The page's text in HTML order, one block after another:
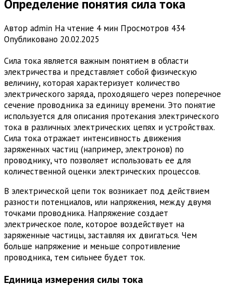
Определение понятия сила тока
Автор admin На чтение 4 мин Просмотров 434
Опубликовано 20.02.2025
Сила тока является важным понятием в области
электричества и представляет собой физическую
величину, которая характеризует количество
электрического заряда, проходящего через поперечное
сечение проводника за единицу времени. Это понятие
используется для описания протекания электрического
тока в различных электрических цепях и устройствах.
Сила тока отражает интенсивность движения
заряженных частиц (например, электронов) по
проводнику, что позволяет использовать ее для
количественной оценки электрических процессов.
В электрической цепи ток возникает под действием
разности потенциалов, или напряжения, между двумя
точками проводника. Напряжение создает
электрическое поле, которое воздействует на
заряженные частицы, заставляя их двигаться. Чем
больше напряжение и меньше сопротивление
проводника, тем сильнее будет ток.
Единица измерения силы тока